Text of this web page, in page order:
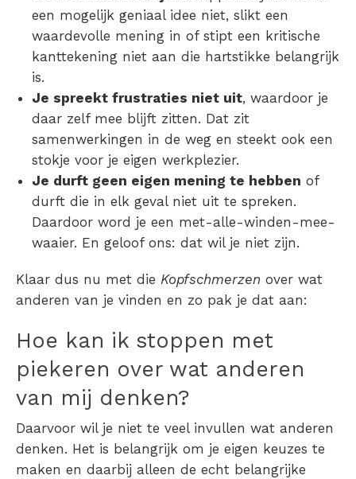
een mogelijk geniaal idee niet, slikt een
waardevolle mening in of stipt een kritische
kanttekening niet aan die hartstikke belangrijk
is.
Je spreekt frustraties niet uit, waardoor je
daar zelf mee blijft zitten. Dat zit
samenwerkingen in de weg en steekt ook een
stokje voor je eigen werkplezier.
Je durft geen eigen mening te hebben of
durft die in elk geval niet uit te spreken.
Daardoor word je een met-alle-winden-mee-
waaier. En geloof ons: dat wil je niet zijn.
Klaar dus nu met die Kopfschmerzen over wat
anderen van je vinden en zo pak je dat aan:
Hoe kan ik stoppen met
piekeren over wat anderen
van mij denken?
Daarvoor wil je niet te veel invullen wat anderen
denken. Het is belangrijk om je eigen keuzes te
maken en daarbij alleen de echt belangrijke